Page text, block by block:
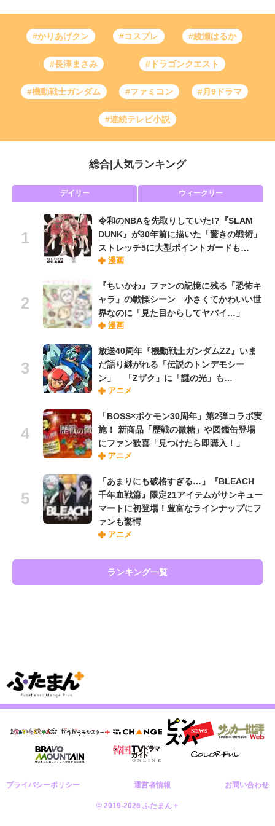
#かりあげクン #コスプレ #綾瀬はるか
#長澤まさみ #ドラゴンクエスト
#機動戦士ガンダム #ファミコン #月9ドラマ
#連続テレビ小説
総合 人気ランキング
デイリー ウィークリー
令和のNBAを先取りしていた!?『SLAM
DUNK』が30年前に描いた「驚きの戦術」
ストレッチ5に大型ポイントガードも…
漫画
『ちいかわ』ファンの記憶に残る「恐怖キ
ャラ」の戦慄シーン 小さくてかわいい世
界なのに「見た目からしてヤバイ…」
漫画
放送40周年『機動戦士ガンダムZZ』いま
だ語り継がれる「伝説のトンデモシー
ン」 「Zザク」に「謎の光」も…
アニメ
「BOSS×ポケモン30周年」第2弾コラボ実
施！ 新商品「歴戦の微糖」や図鑑缶登場
にファン歓喜「見つけたら即購入！」
アニメ
「あまりにも破格すぎる…」『BLEACH
千年血戦篇』限定21アイテムがサンキュー
マートに初登場！豊富なラインナップにフ
ァンも驚愕
アニメ
ランキング一覧
プライバシーポリシー 運営者情報 お問い合わせ
© 2019-2026 ふたまん＋